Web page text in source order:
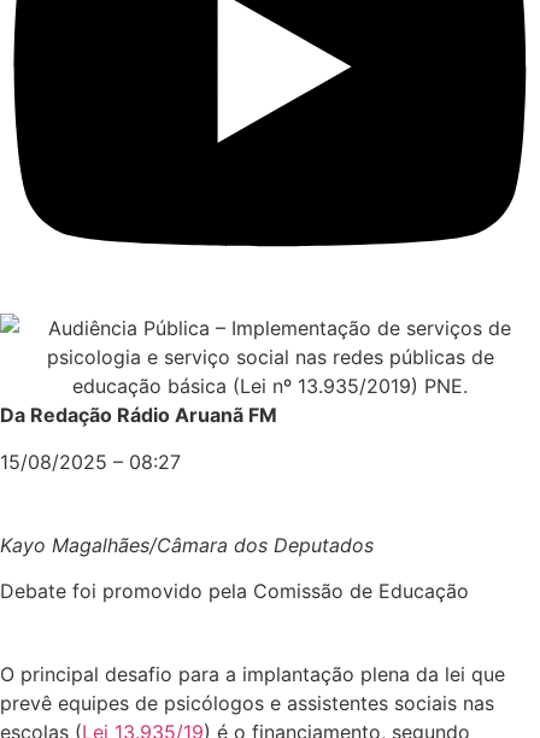
Da Redação Rádio Aruanã FM
15/08/2025 – 08:27
Kayo Magalhães/Câmara dos Deputados
Debate foi promovido pela Comissão de Educação
O principal desafio para a implantação plena da lei que
prevê equipes de psicólogos e assistentes sociais nas
escolas (Lei 13.935/19) é o financiamento, segundo